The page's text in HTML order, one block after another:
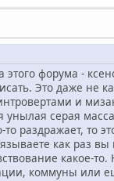
этого форума -
Это даже не
и
серая
раздражает, то
как раз
какое-
коммуны или